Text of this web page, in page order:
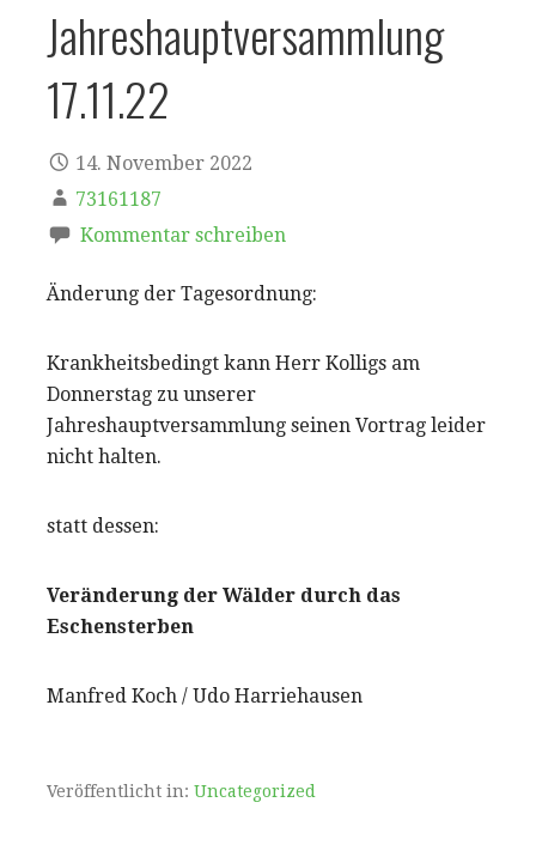
Jahreshauptversammlung
17.11.22
14. November 2022
73161187
Kommentar schreiben
Änderung der Tagesordnung:
Krankheitsbedingt kann Herr Kolligs am
Donnerstag zu unserer
Jahreshauptversammlung seinen Vortrag leider
nicht halten.
statt dessen:
Veränderung der Wälder durch das
Eschensterben
Manfred Koch / Udo Harriehausen
Veröffentlicht in: Uncategorized